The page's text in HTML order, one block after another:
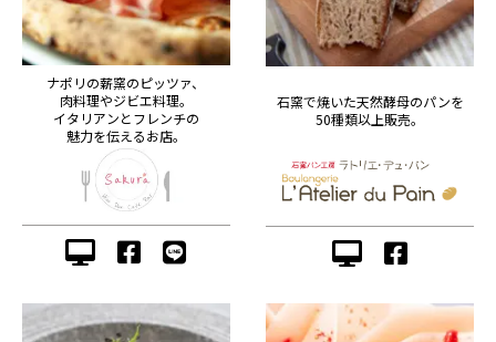
ナポリの薪窯のピッツァ、
肉料理やジビエ料理。
イタリアンとフレンチの
魅力を伝えるお店。
石窯で焼いた天然酵母のパンを
50種類以上販売。